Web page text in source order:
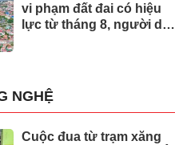
vi phạm đất đai có hiệu
lực từ tháng 8, người dân
NGHỆ
Cuộc đua từ trạm xăng